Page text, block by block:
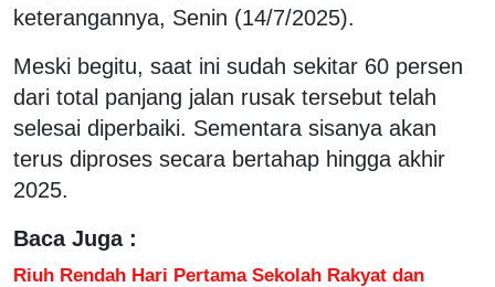
keterangannya, Senin (14/7/2025).
Meski begitu, saat ini sudah sekitar 60 persen
dari total panjang jalan rusak tersebut telah
selesai diperbaiki. Sementara sisanya akan
terus diproses secara bertahap hingga akhir
2025.
Baca Juga :
Riuh Rendah Hari Pertama Sekolah Rakyat dan